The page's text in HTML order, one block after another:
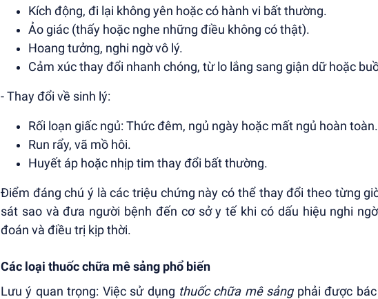
Kích động, đi lại không yên hoặc có hành vi bất thường.
Ảo giác (thấy hoặc nghe những điều không có thật).
Hoang tưởng, nghi ngờ vô lý.
Cảm xúc thay đổi nhanh chóng, từ lo lắng sang giận dữ hoặc
- Thay đổi về sinh lý:
Rối loạn giấc ngủ: Thức đêm, ngủ ngày hoặc mất ngủ hoàn toàn.
Run rẩy, vã mồ hôi.
Huyết áp hoặc nhịp tim thay đổi bất thường.
Điểm đáng chú ý là các triệu chứng này có thể thay đổi theo từng
sát sao và đưa người bệnh đến cơ sở y tế khi có dấu hiệu nghi
đoán và điều trị kịp thời.
Các loại thuốc chữa mê sảng phổ biến
Lưu ý quan trọng: Việc sử dụng thuốc chữa mê sảngphải được bác